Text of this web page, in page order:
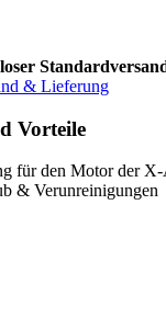
& Lieferung
Vorteile
für den Motor der
& Verunreinigungen